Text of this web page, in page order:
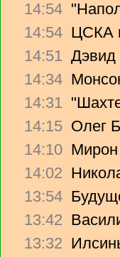
14:54
14:54 ЦСКА
14:51 Дэвид
14:34
14:31
14:15 Олег
14:10 Мирон
14:02
13:54
13:42
13:32